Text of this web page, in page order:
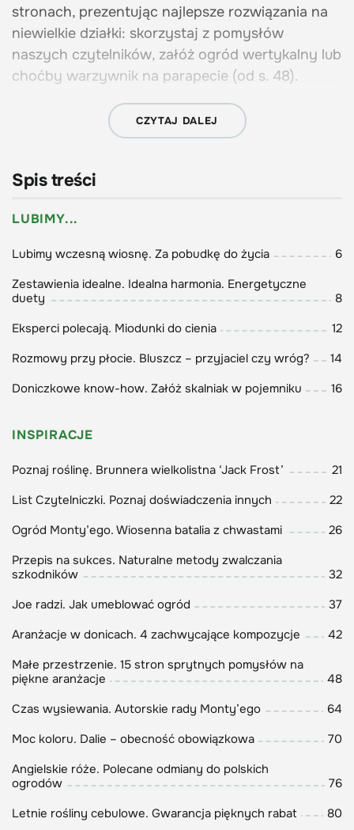
stronach, prezentując najlepsze rozwiązania na
niewielkie działki: skorzystaj z pomysłów
naszych czytelników, załóż ogród wertykalny lub
choćby warzywnik na parapecie (od s. 48).
wypróbowania naturalnych metod zwalczania
szkodników (s. 32) i dzielimy się radami, jak
skutecznie pozbyć się chwastów, nawet tych
metody ekologiczne zyskują coraz więcej
zwolenników, wyjaśniamy zasady naturalnej
pielęgnacji trawnika (s. 88). Na wiosnę naucz się
też samodzielnie przygotowywać podłoże do
Monty'ego Dona (s. 64).
Polecamy również najlepsze angielskie róże do
najtęższe mrozy (s. 76). Zdradzamy tajniki
uprawy dalii (s. 70) i innych roślin cebulowych
kwitnących latem (s. 80). Ale zanim nastanie czas
kwiatami (s. 42) - zaproś wiosnę już dziś!
Zapraszam do lektury,
Agnieszka Pietrzak
CZYTAJ DALEJ
Spis treści
LUBIMY...
Lubimy wczesną wiosnę. Za pobudkę do życia
6
Zestawienia idealne. Idealna harmonia. Energetyczne
duety
8
Eksperci polecają. Miodunki do cienia
12
Rozmowy przy płocie. Bluszcz – przyjaciel czy wróg?
14
Doniczkowe know-how. Załóż skalniak w pojemniku
16
INSPIRACJE
Poznaj roślinę. Brunnera wielkolistna ‘Jack Frost’
21
List Czytelniczki. Poznaj doświadczenia innych
22
Ogród Monty’ego. Wiosenna batalia z chwastami
26
Przepis na sukces. Naturalne metody zwalczania
szkodników
32
Joe radzi. Jak umeblować ogród
37
Aranżacje w donicach. 4 zachwycające kompozycje
42
Małe przestrzenie. 15 stron sprytnych pomysłów na
piękne aranżacje
48
Czas wysiewania. Autorskie rady Monty’ego
64
Moc koloru. Dalie – obecność obowiązkowa
70
Angielskie róże. Polecane odmiany do polskich
ogrodów
76
Letnie rośliny cebulowe. Gwarancja pięknych rabat
80